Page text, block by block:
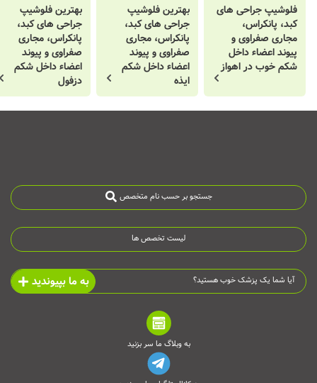
فلوشیپ جراحی های
کبد، پانکراس،
مجاری صفراوی و
پیوند اعضاء داخل
شکم خوب در اهواز
بهترین فلوشیپ
جراحی های کبد،
پانکراس، مجاری
صفراوی و پیوند
اعضاء داخل شکم
ایذه
بهترین فلوشیپ
جراحی های کبد،
پانکراس، مجاری
صفراوی و پیوند
اعضاء داخل شکم
دزفول
جستجو بر حسب نام متخصص
لیست تخصص ها
آیا شما یک پزشک خوب هستید؟ به ما بپیوندید
به وبلاگ ما سر بزنید